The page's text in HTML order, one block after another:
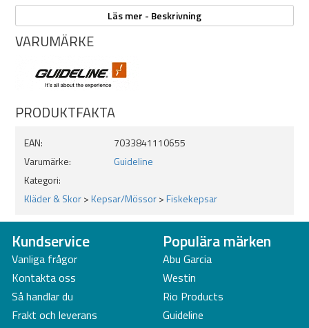
Modell: Badge Trucker Cap
Typ: Truckerkeps
Konstruktion: Sex paneler
Frontmaterial: Kraftig canvas med strukturerad baksida
Stängning: Justerbar snapback
Storlek: One Size
Läs mer - Beskrivning
VARUMÄRKE
PRODUKTFAKTA
EAN:
7033841110655
Varumärke:
Guideline
Kategori:
Kläder & Skor>Kepsar/Mössor>Fiskekepsar
Kundservice
Vanliga frågor
Kontakta oss
Så handlar du
Frakt och leverans
Populära märken
Abu Garcia
Westin
Rio Products
Guideline